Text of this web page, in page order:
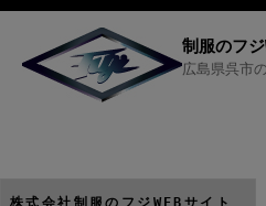
制服のフ
広島県呉市
株式会社制服のフジWEBサイト